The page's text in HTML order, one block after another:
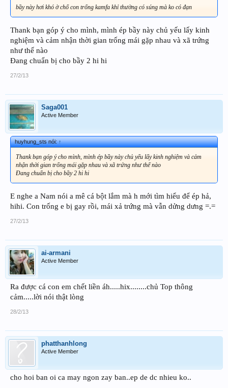
bầy này hơi khó ờ chổ con trống kamfa khỉ thường có súng mà ko có đạn
Thank bạn góp ý cho mình, mình ép bầy này chủ yếu lấy kinh
nghiệm và cảm nhận thời gian trống mái gặp nhau và xã trứng
như thế nào
Đang chuẩn bị cho bầy 2 hi hi
27/2/13
Saga001
Active Member
huyhung_sts nói:↑
Thank bạn góp ý cho mình, mình ép bầy này chủ yếu lấy kinh nghiệm và cảm
nhận thời gian trống mái gặp nhau và xã trứng như thế nào
Đang chuẩn bị cho bầy 2 hi hi
E nghe a Nam nói a mê cá bột lắm mà h mới tìm hiểu để ép hả,
hihi. Con trống e bị gay rồi, mái xả trứng mà vẫn dửng dưng =.=
27/2/13
ai-armani
Active Member
Ra được cá con em chết liền áh.....hix........chủ Top thông
cảm.....lời nói thật lòng
28/2/13
phatthanhlong
Active Member
cho hoi ban oi ca may ngon zay ban..ep de dc nhieu ko..